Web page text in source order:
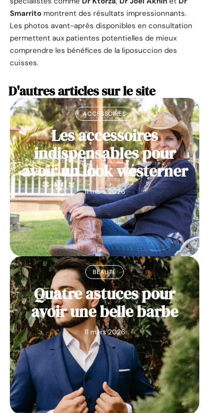
Smarrito montrent des résultats impressionnants.
Les photos avant-après disponibles en consultation
permettent aux patientes potentielles de mieux
comprendre les bénéfices de la liposuccion des
cuisses.
D'autres articles sur le site
ACCESSOIRES
Les accessoires
indispensables pour
avoir un look westerner
11 mars 2026
BEAUTÉ
Quatre astuces pour
avoir une belle barbe
11 mars 2026